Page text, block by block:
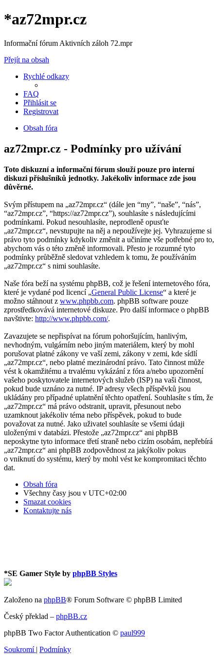
*az72mpr.cz
Informační fórum Aktivních záloh 72.mpr
Přejít na obsah
Rychlé odkazy
FAQ
Přihlásit se
Registrovat
Obsah fóra
az72mpr.cz - Podmínky pro užívání
Toto diskuzní a informační fórum slouží pouze pro interní
diskuzi příslušníků jednotky. Jakékoliv informace zde jsou
důvěrné.
Svým přístupem na „az72mpr.cz“ (dále jen “my”, “naše”, “nás”,
“az72mpr.cz”, “https://az72mpr.cz”), souhlasíte s následujícími
podmínkami. Pokud nesouhlasíte, neprodleně opusťte
„az72mpr.cz“, nevstupujte na něj a nepoužívejte jej. Vyhrazujeme si
právo tyto podmínky kdykoliv změnit a učiníme vše potřebné pro to,
abychom vás o této změně informovali. Přesto je rozumné tyto
podmínky průběžně sledovat vzhledem k tomu, že používáním
„az72mpr.cz“ s nimi souhlasíte.
Naše fóra beží na systému phpBB, což je řešení internetového fóra,
které je vydané pod licencí „General Public License“ a které je
možno stáhnout z www.phpbb.com. phpBB software pouze
zprostředkovává internetové diskuze. Pro další informace o phpBB
navštivte: http://www.phpbb.com/.
Zavazujete se nepřispívat na fórum pohoršujícím, hanlivým,
nevhodným, vulgárním nebo jiným materiálem, který by mohl
porušovat platné zákony ve vaší zemi, zákony v zemi, kde sídlí
„az72mpr.cz“, nebo platné mezinárodní právo. Tato činnost může
vést k okamžitému a trvalému vykázání z fóra a/nebo upozornění
vašeho poskytovatele internetových služeb (ISP) na vaši činnost,
pokud bude uznáno za nutné. IP adresy všech příspěvků jsou
ukládány pro případné uplatnění těchto opatření. Souhlasíte s tím, že
„az72mpr.cz“ má právo odstranit, upravit, přesunout nebo
uzamknout jakékoliv téma nebo příspěvek, pokud to bude
považovat za nutné. Jako uživatel souhlasíte se všemi údaji
uloženými v databázi. Přestože „az72mpr.cz“ ani phpBB
neposkytne tyto informace třetí straně nebo cizím osobám, nepřebírá
„az72mpr.cz“ ani phpBB zodpovědnost za jakýkoliv pokus
o vniknutí do systému, který by mohl vést ke kompromitaci těchto
dat.
Obsah fóra
Všechny časy jsou v UTC+02:00
Smazat cookies
Kontaktujte nás
*SE Gamer Style by phpBB Styles
Založeno na phpBB® Forum Software © phpBB Limited
Český překlad – phpBB.cz
phpBB Two Factor Authentication © paul999
Soukromí | Podmínky